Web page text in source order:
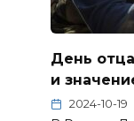
День
и
2024-10-19